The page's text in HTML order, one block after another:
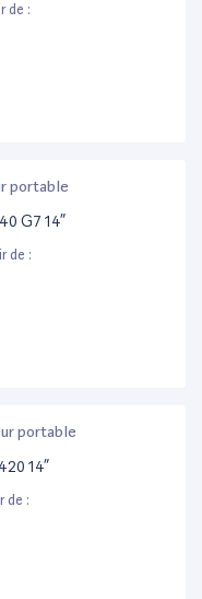
de :
portable
G7 14”
de :
portable
14”
de :